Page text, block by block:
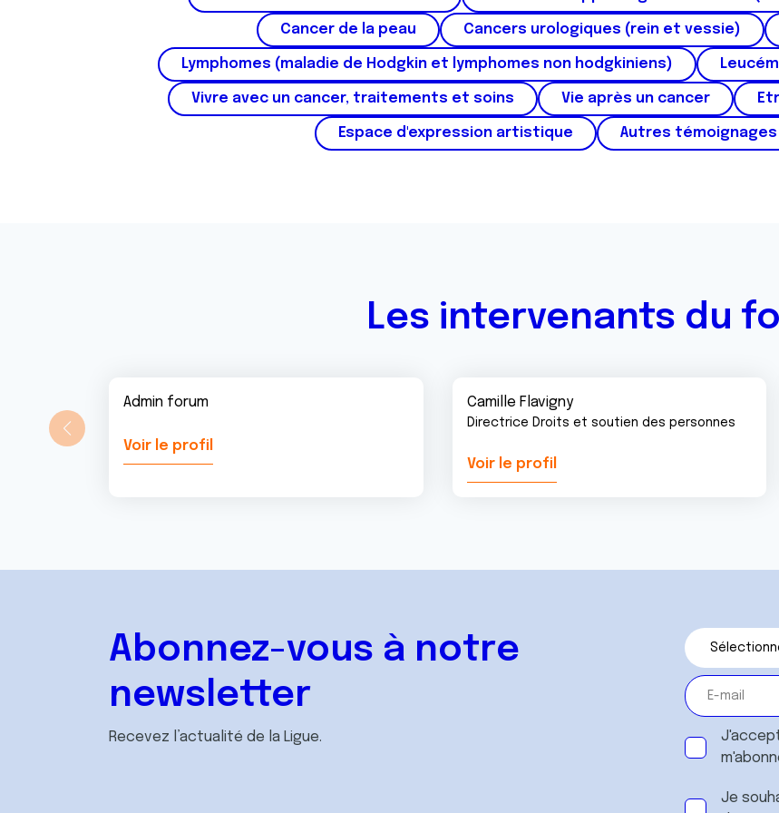
e
m
e
n
Cancer de la peau Cancers urologiques (rein et vessie)
Lymphomes (maladie de Hodgkin et lymphomes non hodgkiniens)
Vivre avec un cancer, traitements et soins Vie après un cancer
Espace d'expression artistique Autres
Les intervenants du
Admin forum
Voir le profil
Camille Flavigny
Directrice Droits et soutien des personnes
Voir le profil
Abonnez-vous à notre
newsletter
Recevez l’actualité de la Ligue.
Je